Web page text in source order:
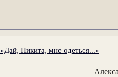
«Дай, Никита, мне одеться...»